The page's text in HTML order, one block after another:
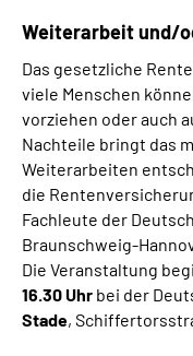
Online-Services
Inhalte in
Leichte Sprache
Suche
Weiterarbeit und/
Das gesetzliche
viele Menschen
vorziehen oder auch
Nachteile bringt das
Weiterarbeiten
die
Fachleute der
Braunschweig-
Die Veranstaltung
16.30 Uhr bei der
Stade,